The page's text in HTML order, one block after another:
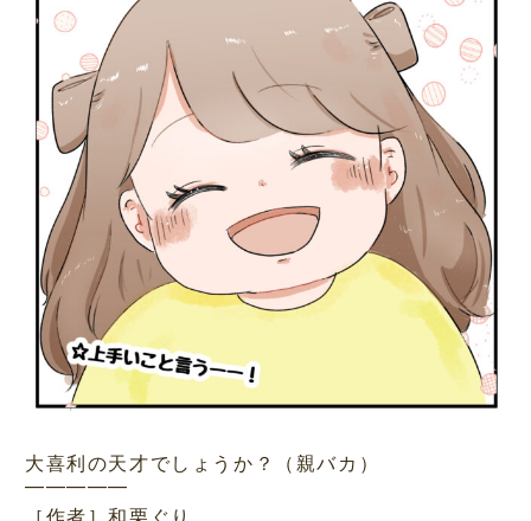
大喜利の天才でしょうか？（親バカ）
—————